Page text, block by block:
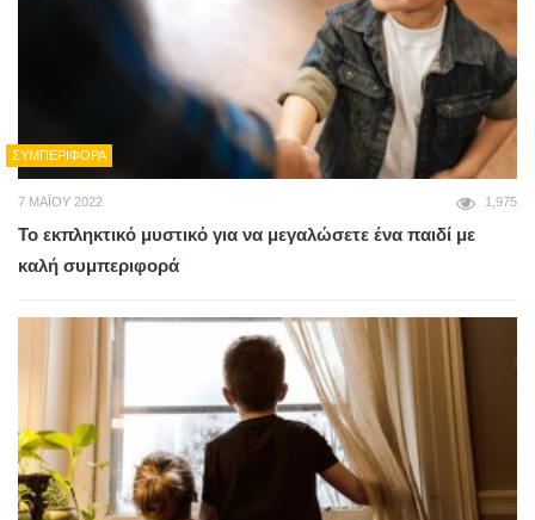
ΣΥΜΠΕΡΙΦΟΡΆ
7 ΜΑΪ́ΟΥ 2022 1,975
Το εκπληκτικό μυστικό για να μεγαλώσετε ένα παιδί με
καλή συμπεριφορά